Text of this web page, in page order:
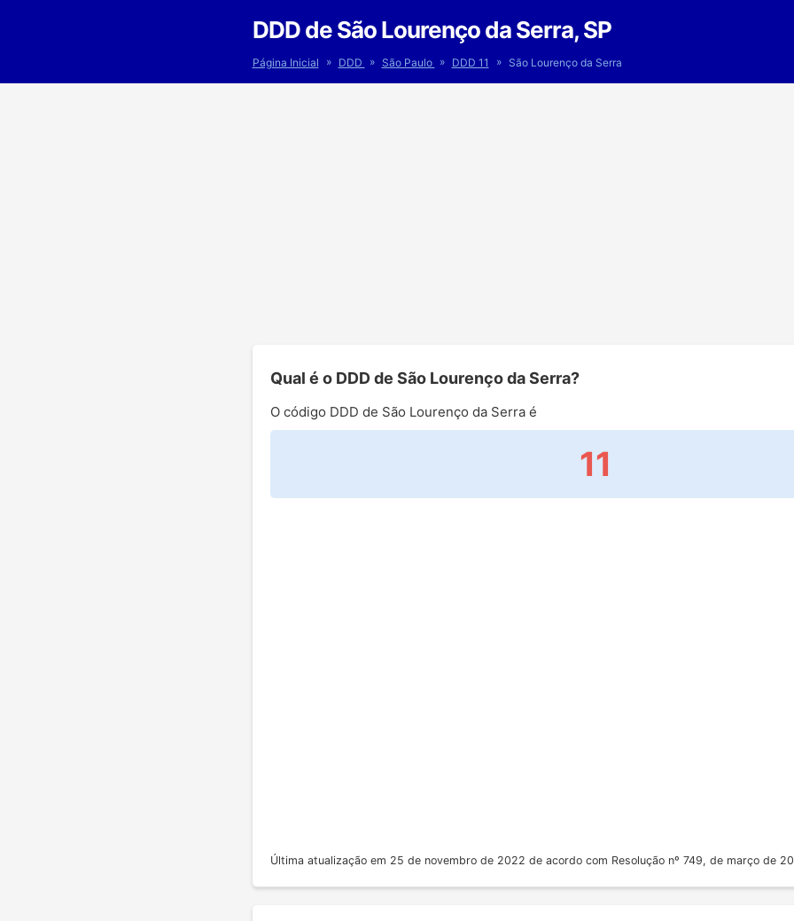
DDD de São Lourenço da Serra, SP
Página Inicial » DDD » São Paulo » DDD 11 » São Lourenço da Serra
Qual é o DDD de São Lourenço da Serra?
O código DDD de São Lourenço da Serra é
11
Última atualização em 25 de novembro de 2022 de acordo com Resolução nº 749, de março de